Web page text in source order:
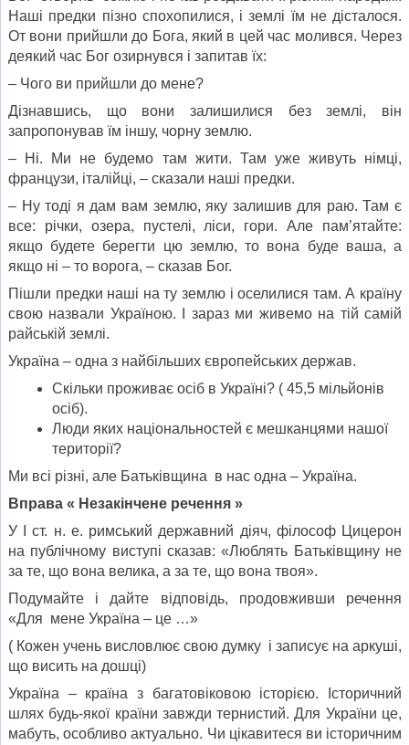
Наші предки пізно спохопилися, і землі їм не дісталося.
От вони прийшли до Бога, який в цей час молився. Через
деякий час Бог озирнувся і запитав їх:
– Чого ви прийшли до мене?
Дізнавшись, що вони залишилися без землі, він
запропонував їм іншу, чорну землю.
– Ні. Ми не будемо там жити. Там уже живуть німці,
французи, італійці, – сказали наші предки.
– Ну тоді я дам вам землю, яку залишив для раю. Там є
все: річки, озера, пустелі, ліси, гори. Але пам’ятайте:
якщо будете берегти цю землю, то вона буде ваша, а
якщо ні – то ворога, – сказав Бог.
Пішли предки наші на ту землю і оселилися там. А країну
свою назвали Україною. І зараз ми живемо на тій самій
райській землі.
Україна – одна з найбільших європейських держав.
Скільки проживає осіб в Україні? ( 45,5 мільйонів
осіб).
Люди яких національностей є мешканцями нашої
території?
Ми всі різні, але Батьківщина в нас одна – Україна.
Вправа « Незакінчене речення »
У І ст. н. е. римський державний діяч, філософ Цицерон
на публічному виступі сказав: «Люблять Батьківщину не
за те, що вона велика, а за те, що вона твоя».
Подумайте і дайте відповідь, продовживши речення
«Для мене Україна – це …»
( Кожен учень висловлює свою думку і записує на аркуші,
що висить на дошці)
Україна – країна з багатовіковою історією. Історичний
шлях будь-якої країни завжди тернистий. Для України це,
мабуть, особливо актуально. Чи цікавитеся ви історичним